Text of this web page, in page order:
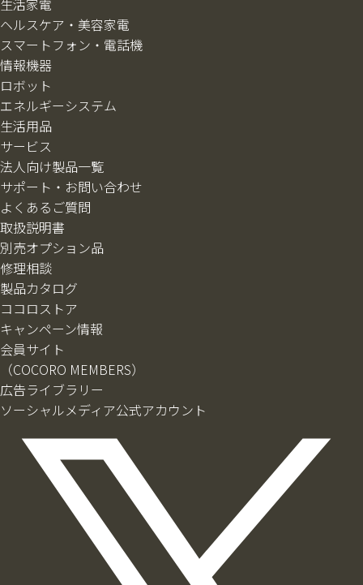
ヘルスケア・美容家電
スマートフォン・電話機
情報機器
ロボット
エネルギーシステム
生活用品
サービス
法人向け製品一覧
サポート・お問い合わせ
よくあるご質問
取扱説明書
別売オプション品
修理相談
製品カタログ
ココロストア
キャンペーン情報
会員サイト
（COCORO MEMBERS）
広告ライブラリー
ソーシャルメディア公式アカウント